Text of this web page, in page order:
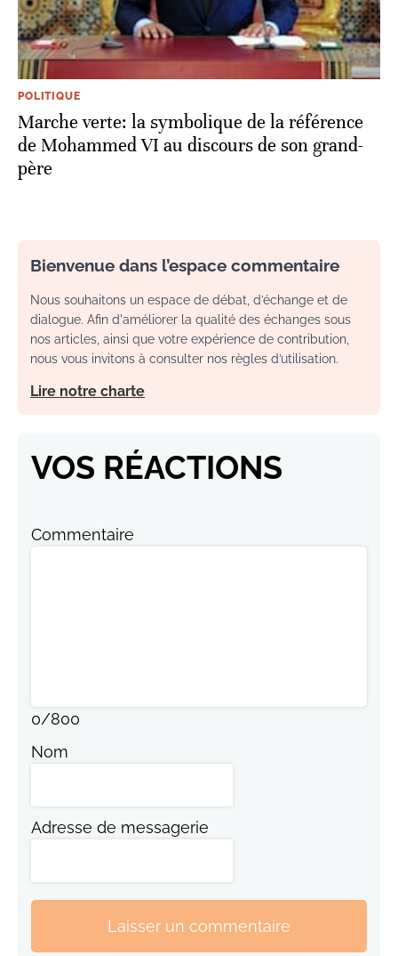
POLITIQUE
Marche verte: la symbolique de la référence
de Mohammed VI au discours de son grand-
père
Bienvenue dans l’espace commentaire
Nous souhaitons un espace de débat, d’échange et de
dialogue. Afin d'améliorer la qualité des échanges sous
nos articles, ainsi que votre expérience de contribution,
nous vous invitons à consulter nos règles d’utilisation.
Lire notre charte
VOS RÉACTIONS
Commentaire
0/800
Nom
Adresse de messagerie
Laisser un commentaire